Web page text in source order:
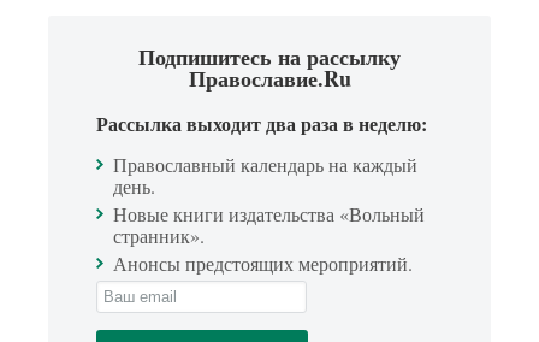
Подпишитесь на рассылку
Православие.Ru
Рассылка выходит два раза в неделю:
Православный календарь на каждый
день.
Новые книги издательства «Вольный
странник».
Анонсы предстоящих мероприятий.